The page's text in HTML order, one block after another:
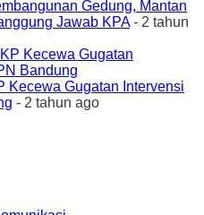
Gedung, Mantan
Jawab KPA- 2 tahun
Kecewa Gugatan Intervensi
- 2 tahun ago